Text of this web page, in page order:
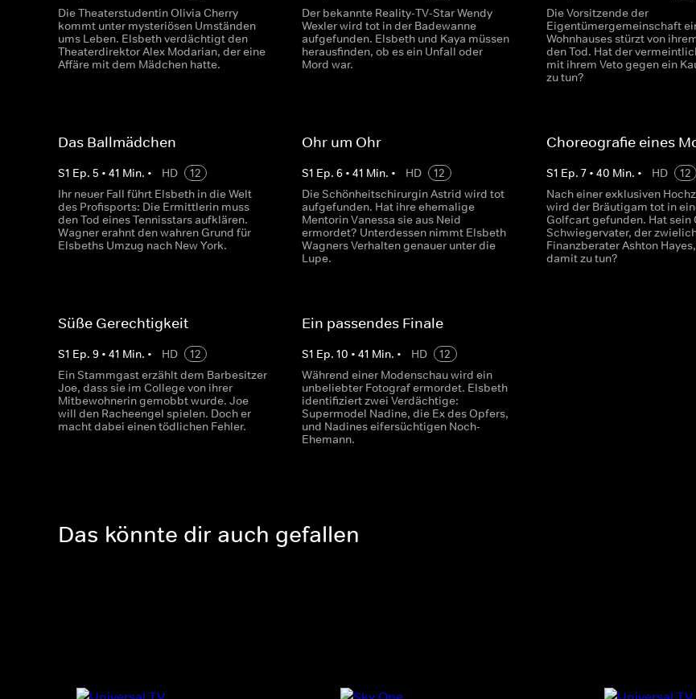
Die Theaterstudentin Olivia Cherry
kommt unter mysteriösen Umständen
ums Leben. Elsbeth verdächtigt den
Theaterdirektor Alex Modarian, der eine
Affäre mit dem Mädchen hatte.
Der bekannte Reality-TV-Star Wendy
Wexler wird tot in der Badewanne
aufgefunden. Elsbeth und Kaya müssen
herausfinden, ob es ein Unfall oder
Mord war.
Die Vorsitzende der
Eigentümergemeinschaft
Wohnhauses stürzt von
den Tod. Hat der
mit ihrem Veto gegen ein
zu tun?
Das Ballmädchen
S1 Ep. 5 • 41 Min. • HD
12
Ihr neuer Fall führt Elsbeth in die Welt
des Profisports: Die Ermittlerin muss
den Tod eines Tennisstars aufklären.
Wagner erahnt den wahren Grund für
Elsbeths Umzug nach New York.
Ohr um Ohr
S1 Ep.6 •41 Min. • HD
12
Die Schönheitschirurgin Astrid wird tot
aufgefunden. Hat ihre ehemalige
Mentorin Vanessa sie aus Neid
ermordet? Unterdessen nimmt Elsbeth
Wagners Verhalten genauer unter die
Lupe.
Choreografie eines
S1 Ep. 7• 40 Min. • HD
12
Nach einer exklusiven
wird der Bräutigam tot in
Golfcart gefunden. Hat sein
Schwiegervater, der
Finanzberater Ashton
damit zu tun?
Süße Gerechtigkeit
S1 Ep. 9 • 41 Min. • HD
12
Ein Stammgast erzählt dem Barbesitzer
Joe, dass sie im College von ihrer
Mitbewohnerin gemobbt wurde. Joe
will den Racheengel spielen. Doch er
macht dabei einen tödlichen Fehler.
Ein passendes Finale
S1 Ep.10 •41 Min. • HD
12
Während einer Modenschau wird ein
unbeliebter Fotograf ermordet. Elsbeth
identifiziert zwei Verdächtige:
Supermodel Nadine, die Ex des Opfers,
und Nadines eifersüchtigen Noch-
Ehemann.
Das könnte dir auch gefallen